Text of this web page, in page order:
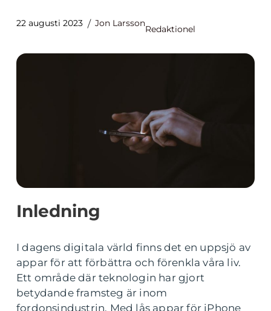
22 augusti 2023 Jon Larsson
Redaktionel
Inledning
I dagens digitala värld finns det en uppsjö av
appar för att förbättra och förenkla våra liv.
Ett område där teknologin har gjort
betydande framsteg är inom
fordonsindustrin. Med lås appar för iPhone